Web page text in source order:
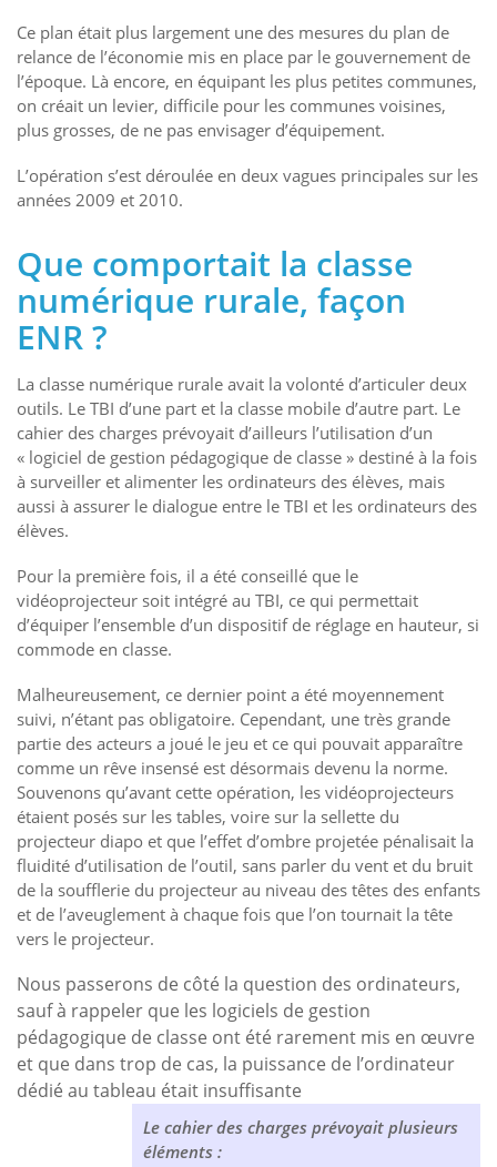
Ce plan était plus largement une des mesures du plan de
relance de l’économie mis en place par le gouvernement de
l’époque. Là encore, en équipant les plus petites communes,
on créait un levier, difficile pour les communes voisines,
plus grosses, de ne pas envisager d’équipement.
L’opération s’est déroulée en deux vagues principales sur les
années 2009 et 2010.
Que comportait la classe
numérique rurale, façon
ENR ?
La classe numérique rurale avait la volonté d’articuler deux
outils. Le TBI d’une part et la classe mobile d’autre part. Le
cahier des charges prévoyait d’ailleurs l’utilisation d’un
« logiciel de gestion pédagogique de classe » destiné à la fois
à surveiller et alimenter les ordinateurs des élèves, mais
aussi à assurer le dialogue entre le TBI et les ordinateurs des
élèves.
Pour la première fois, il a été conseillé que le
vidéoprojecteur soit intégré au TBI, ce qui permettait
d’équiper l’ensemble d’un dispositif de réglage en hauteur, si
commode en classe.
Malheureusement, ce dernier point a été moyennement
suivi, n’étant pas obligatoire. Cependant, une très grande
partie des acteurs a joué le jeu et ce qui pouvait apparaître
comme un rêve insensé est désormais devenu la norme.
Souvenons qu’avant cette opération, les vidéoprojecteurs
étaient posés sur les tables, voire sur la sellette du
projecteur diapo et que l’effet d’ombre projetée pénalisait la
fluidité d’utilisation de l’outil, sans parler du vent et du bruit
de la soufflerie du projecteur au niveau des têtes des enfants
et de l’aveuglement à chaque fois que l’on tournait la tête
vers le projecteur.
Nous passerons de côté la question des ordinateurs,
sauf à rappeler que les logiciels de gestion
pédagogique de classe ont été rarement mis en œuvre
et que dans trop de cas, la puissance de l’ordinateur
dédié au tableau était insuffisante
Le cahier des charges prévoyait plusieurs
éléments :